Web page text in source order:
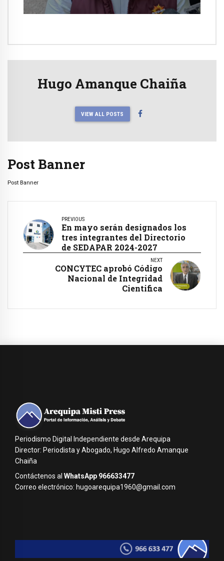
Hugo Amanque Chaiña
VIEW ALL POSTS
Post Banner
Post Banner
PREVIOUS
En mayo serán designados los
tres integrantes del Directorio
de SEDAPAR 2024-2027
NEXT
CONCYTEC aprobó Código
Nacional de Integridad
Cientifica
Periodismo Digital Independiente desde Arequipa
Director: Periodista y Abogado, Hugo Alfredo Amanque
Chaiña
Contáctenos al WhatsApp 966633477
Correo electrónico: hugoarequipa1960@gmail.com